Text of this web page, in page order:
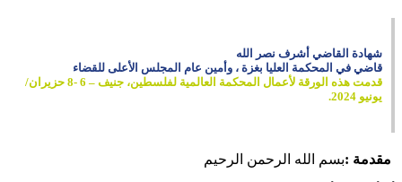
شهادة القاضي أشرف نصر الله
قاضي في المحكمة العليا بغزة ، وأمين عام المجلس الأعلى للقضاء
قدمت هذه الورقة لأعمال المحكمة العالمية لفلسطين، جنيف – 6 -8 حزيران/
يونيو 2024.
مقدمة :بسم الله الرحمن الرحيم